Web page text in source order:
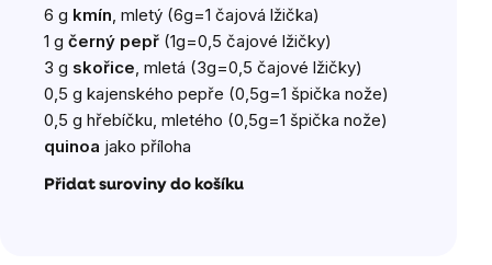
6 g kmín , mletý (6g=1 čajová lžička)
1 g černý pepř (1g=0,5 čajové lžičky)
3 g skořice , mletá (3g=0,5 čajové lžičky)
0,5 g kajenského pepře (0,5g=1 špička nože)
0,5 g hřebíčku, mletého (0,5g=1 špička nože)
quinoa jako příloha
Přidat suroviny do košíku